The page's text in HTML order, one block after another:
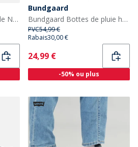
True North Chaussures de Neige Enfant Noir
Bundgaard
Bundgaard Bottes de pluie hautes Charly Bungaard Enfant Oceanic Stripe
PVC54,99 €
Rabais30,00 €
Current
24,99 €
-50% ou plus